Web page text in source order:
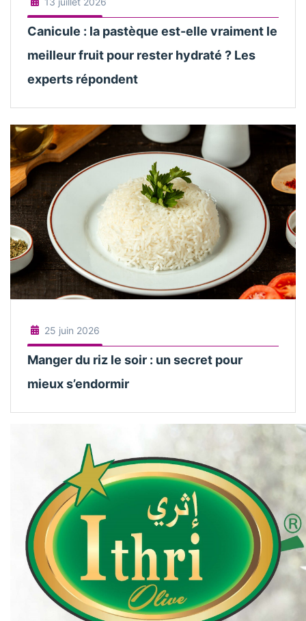
Canicule : la pastèque est-elle vraiment le
meilleur fruit pour rester hydraté ? Les
experts répondent
25 juin 2026
Manger du riz le soir : un secret pour
mieux s’endormir